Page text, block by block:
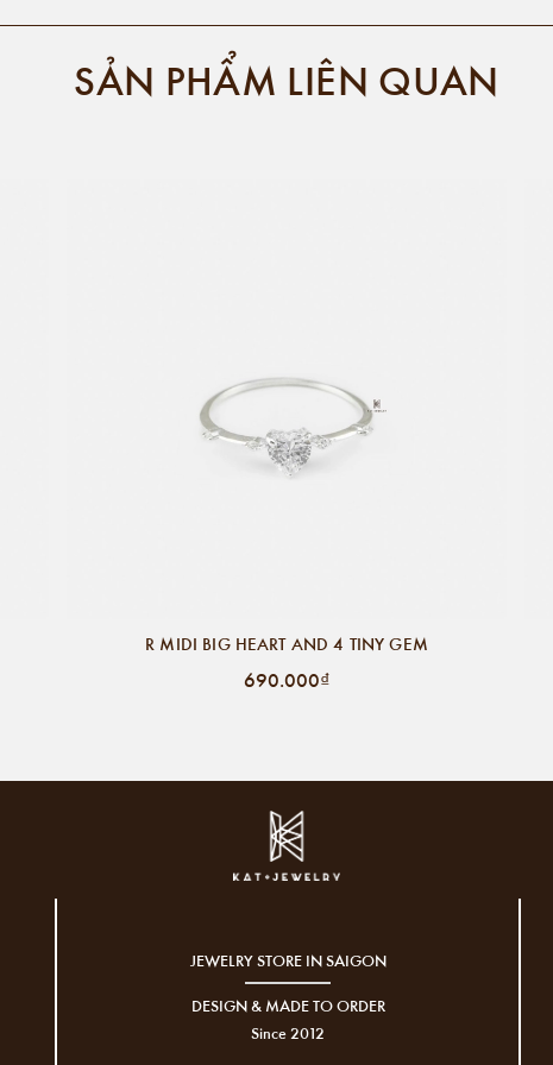
SẢN PHẨM LIÊN QUAN
R MIDI BIG HEART AND 4 TINY GEM
690.000₫
JEWELRY STORE IN SAIGON
DESIGN & MADE TO ORDER
Since 2012